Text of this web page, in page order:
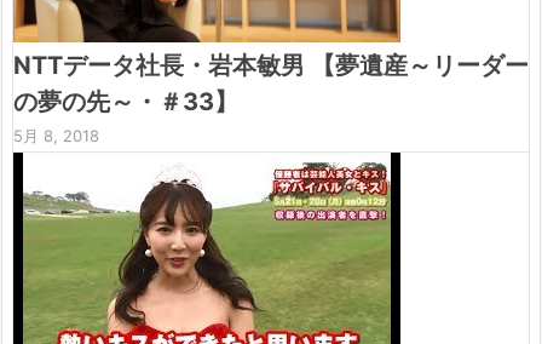
NTTデータ社長・岩本敏男 【夢遺産～リーダー
の夢の先～・＃33】
5月 8, 2018